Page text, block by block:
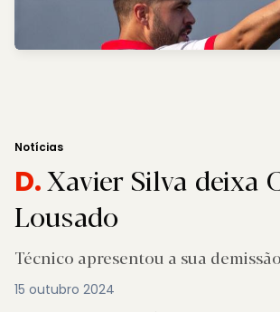
Notícias
D.Xavier Silva deixa
Lousado
Técnico apresentou a sua
15 outubro 2024